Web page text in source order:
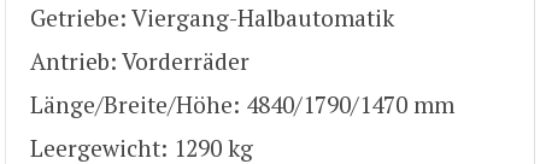
Getriebe: Viergang-Halbautomatik
Antrieb: Vorderräder
Länge/Breite/Höhe: 4840/1790/1470 mm
Leergewicht: 1290 kg